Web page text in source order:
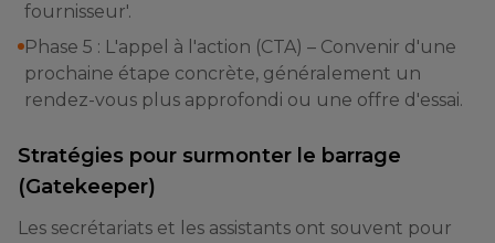
fournisseur'.
Phase 5 : L'appel à l'action (CTA) – Convenir d'une
prochaine étape concrète, généralement un
rendez-vous plus approfondi ou une offre d'essai.
Stratégies pour surmonter le barrage
(Gatekeeper)
Les secrétariats et les assistants ont souvent pour